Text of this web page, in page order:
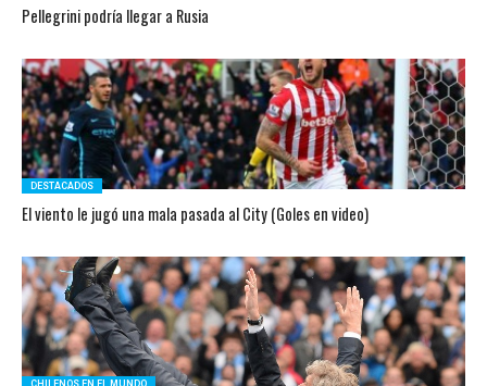
Pellegrini podría llegar a Rusia
DESTACADOS
El viento le jugó una mala pasada al City (Goles en video)
CHILENOS EN EL MUNDO